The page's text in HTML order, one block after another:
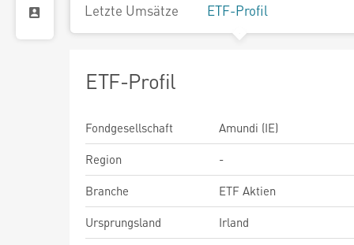
Letzte Umsätze ETF-Profil
ETF-Profil
Fondgesellschaft
Amundi (IE)
Region
-
Branche
ETF Aktien
Ursprungsland
Irland